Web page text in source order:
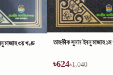
মাজাহ ৩য় খণ্ড তাহকীক সুনান ইবনু মাজাহ
৳624৳1,040